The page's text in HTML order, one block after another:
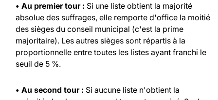
• Au premier tour : Si une liste obtient la majorité
absolue des suffrages, elle remporte d'office la moitié
des sièges du conseil municipal (c'est la prime
majoritaire). Les autres sièges sont répartis à la
proportionnelle entre toutes les listes ayant franchi le
seuil de 5 %.
• Au second tour : Si aucune liste n'obtient la